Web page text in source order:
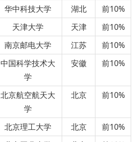
华中科技大学 湖北
前10%
天津大学 天津
前10%
南京邮电大学 江苏
前10%
中国科学技术大
学
安徽 前10%
北京航空航天大
学
北京 前10%
北京理工大学 北京
前10%